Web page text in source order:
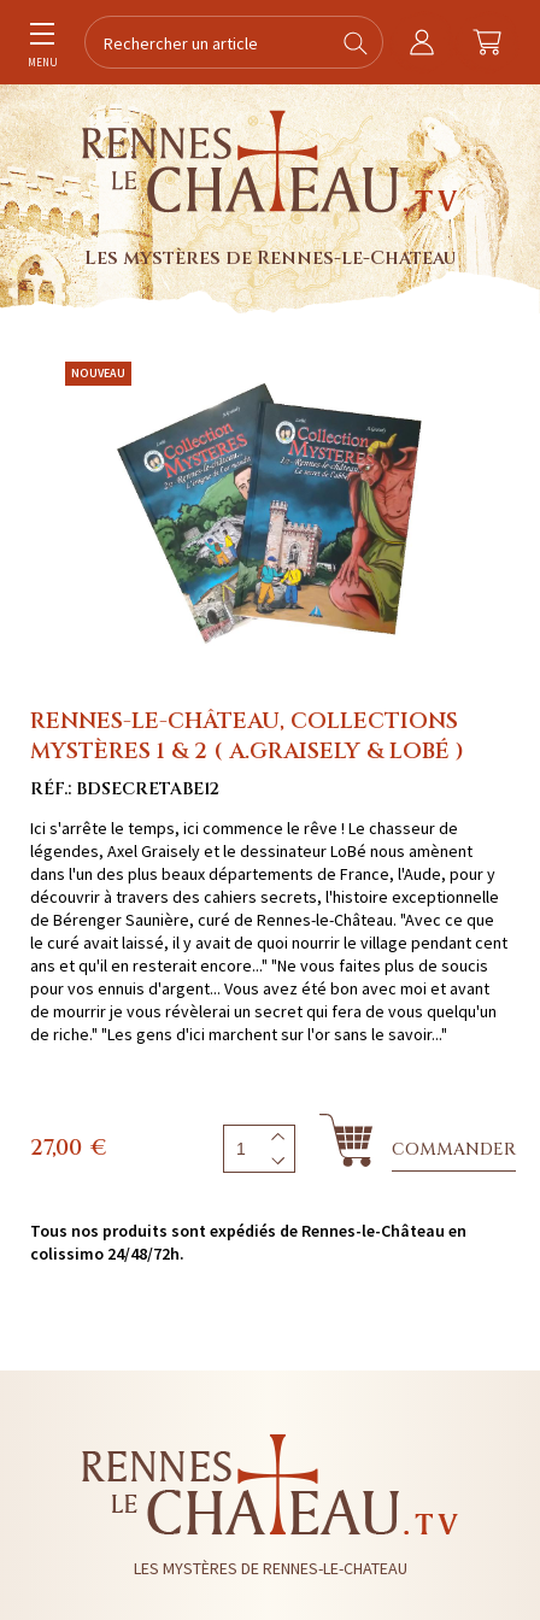
MENU
Les mystères de Rennes-le-Chateau
NOUVEAU
RENNES-LE-CHÂTEAU, COLLECTIONS
MYSTÈRES 1 & 2 ( A.GRAISELY & LOBÉ )
RÉF.: BDSECRETABE12
Ici s'arrête le temps, ici commence le rêve ! Le chasseur de
légendes, Axel Graisely et le dessinateur LoBé nous amènent
dans l'un des plus beaux départements de France, l'Aude, pour y
découvrir à travers des cahiers secrets, l'histoire exceptionnelle
de Bérenger Saunière, curé de Rennes-le-Château. "Avec ce que
le curé avait laissé, il y avait de quoi nourrir le village pendant cent
ans et qu'il en resterait encore..." "Ne vous faites plus de soucis
pour vos ennuis d'argent... Vous avez été bon avec moi et avant
de mourrir je vous révèlerai un secret qui fera de vous quelqu'un
de riche." "Les gens d'ici marchent sur l'or sans le savoir..."
27,00 € COMMANDER
Tous nos produits sont expédiés de Rennes-le-Château en
colissimo 24/48/72h.
LES MYSTÈRES DE RENNES-LE-CHATEAU